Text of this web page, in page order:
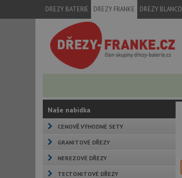
DŘEZY BATERIE DŘEZY FRANKE DŘEZY BLANCO
Naše nabídka
CENOVĚ VÝHODNÉ SETY
GRANITOVÉ DŘEZY
NEREZOVÉ DŘEZY
TECTONITOVÉ DŘEZY